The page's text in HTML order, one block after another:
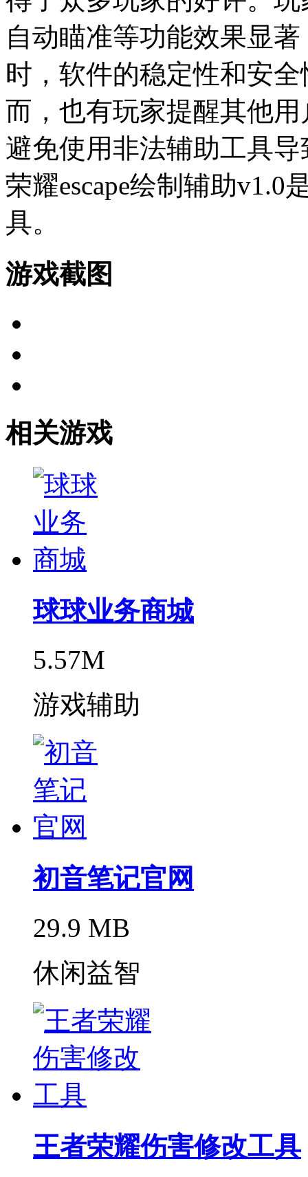
自动瞄准等功能效果显
时，软件的稳定性和安
而，也有玩家提醒其他
避免使用非法辅助工具
荣耀escape绘制辅助v1.0
具。
游戏截图
相关游戏
球球业务商城
5.57M
游戏辅助
初音笔记官网
29.9 MB
休闲益智
王者荣耀伤害修改工具